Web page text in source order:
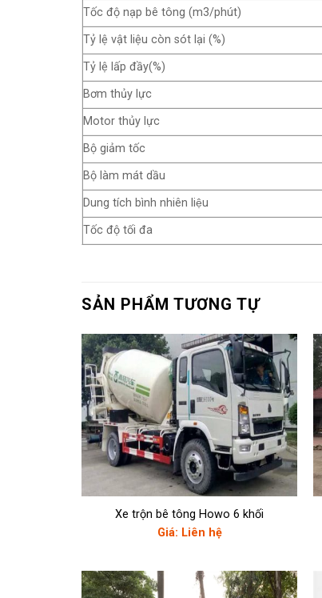
Tốc độ nạp bê tông (m3/phút)
Tỷ lệ vật liệu còn sót lại (%)
Tỷ lệ lấp đầy(%)
Bơm thủy lực
Motor thủy lực
Bộ giảm tốc
Bộ làm mát dầu
Dung tích bình nhiên liệu
Tốc độ tối đa
SẢN PHẨM TƯƠNG TỰ
Xe trộn bê tông Howo 6 khối
Giá: Liên hệ